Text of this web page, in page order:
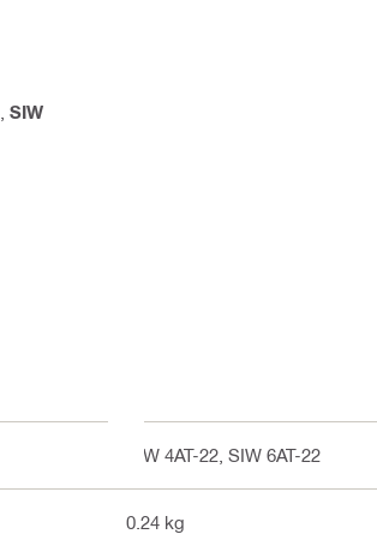
SIW
SIW 4AT-22, SIW 6AT-22
0.24 kg